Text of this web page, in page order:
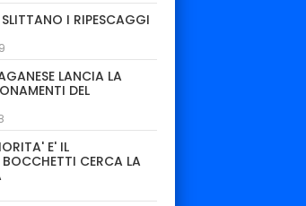
I RIPESCAGGI
LANCIA LA
DEL
E' IL
CERCA LA